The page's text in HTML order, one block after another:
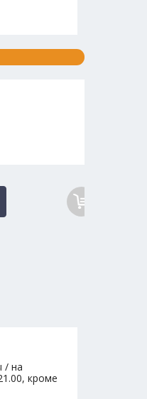
/ на
кроме